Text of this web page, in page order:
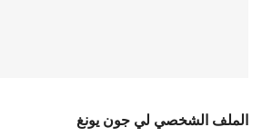
الملف الشخصي لي جون يونغ